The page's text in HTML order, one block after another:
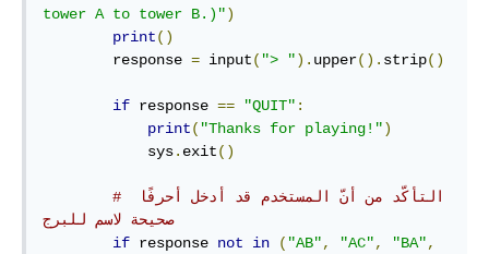
tower A to tower B.)")
print()
        response
= input( "> "). upper(). strip()
if response == "QUIT" :
print( "Thanks for playing!")
            sys
. exit()
# التأكّد من أنّ المستخدم قد أدخل أحرفًا
صحيحة لاسم للبرج
if response not in ( "AB", "AC", "BA",